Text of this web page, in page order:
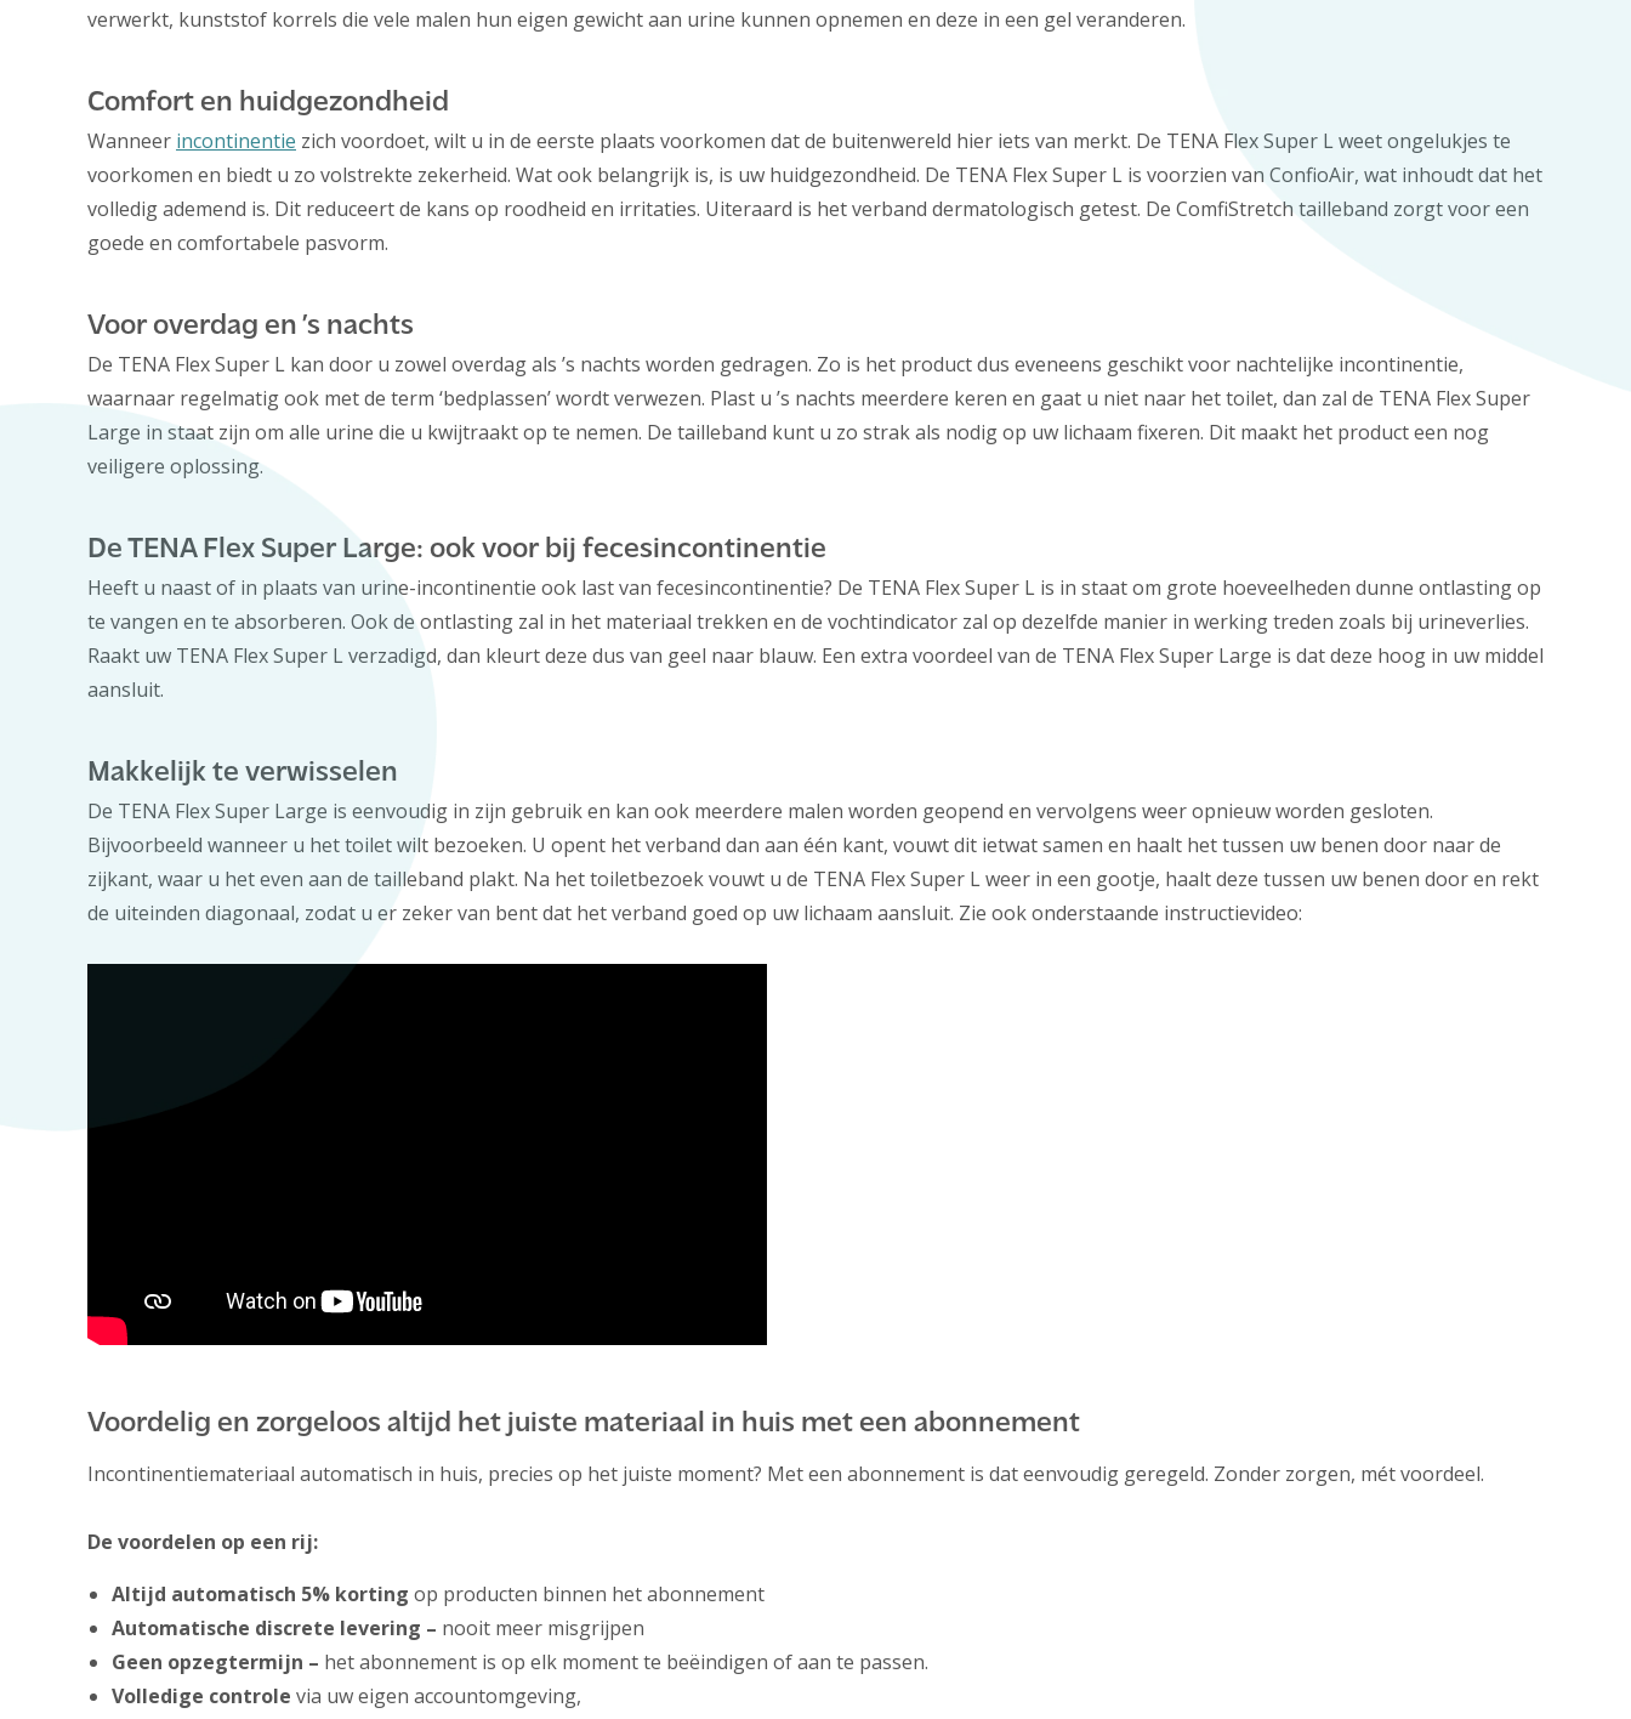
verwerkt, kunststof korrels die vele malen hun eigen gewicht aan urine kunnen opnemen en deze in een gel veranderen.
Comfort en huidgezondheid
Wanneer incontinentie zich voordoet, wilt u in de eerste plaats voorkomen dat de buitenwereld hier iets van merkt. De TENA Flex Super L weet ongelukjes te
voorkomen en biedt u zo volstrekte zekerheid. Wat ook belangrijk is, is uw huidgezondheid. De TENA Flex Super L is voorzien van ConfioAir, wat inhoudt dat het
volledig ademend is. Dit reduceert de kans op roodheid en irritaties. Uiteraard is het verband dermatologisch getest. De ComfiStretch tailleband zorgt voor een
goede en comfortabele pasvorm.
Voor overdag en ’s nachts
De TENA Flex Super L kan door u zowel overdag als ’s nachts worden gedragen. Zo is het product dus eveneens geschikt voor nachtelijke incontinentie,
waarnaar regelmatig ook met de term ‘bedplassen’ wordt verwezen. Plast u ’s nachts meerdere keren en gaat u niet naar het toilet, dan zal de TENA Flex Super
Large in staat zijn om alle urine die u kwijtraakt op te nemen. De tailleband kunt u zo strak als nodig op uw lichaam fixeren. Dit maakt het product een nog
veiligere oplossing.
De TENA Flex Super Large: ook voor bij fecesincontinentie
Heeft u naast of in plaats van urine-incontinentie ook last van fecesincontinentie? De TENA Flex Super L is in staat om grote hoeveelheden dunne ontlasting op
te vangen en te absorberen. Ook de ontlasting zal in het materiaal trekken en de vochtindicator zal op dezelfde manier in werking treden zoals bij urineverlies.
Raakt uw TENA Flex Super L verzadigd, dan kleurt deze dus van geel naar blauw. Een extra voordeel van de TENA Flex Super Large is dat deze hoog in uw middel
aansluit.
Makkelijk te verwisselen
De TENA Flex Super Large is eenvoudig in zijn gebruik en kan ook meerdere malen worden geopend en vervolgens weer opnieuw worden gesloten.
Bijvoorbeeld wanneer u het toilet wilt bezoeken. U opent het verband dan aan één kant, vouwt dit ietwat samen en haalt het tussen uw benen door naar de
zijkant, waar u het even aan de tailleband plakt. Na het toiletbezoek vouwt u de TENA Flex Super L weer in een gootje, haalt deze tussen uw benen door en rekt
de uiteinden diagonaal, zodat u er zeker van bent dat het verband goed op uw lichaam aansluit. Zie ook onderstaande instructievideo:
Voordelig en zorgeloos altijd het juiste materiaal in huis met een abonnement
Incontinentiemateriaal automatisch in huis, precies op het juiste moment? Met een abonnement is dat eenvoudig geregeld. Zonder zorgen, mét voordeel.
De voordelen op een rij:
Altijd automatisch 5% korting op producten binnen het abonnement
Automatische discrete levering – nooit meer misgrijpen
Geen opzegtermijn – het abonnement is op elk moment te beëindigen of aan te passen.
Volledige controle via uw eigen accountomgeving,